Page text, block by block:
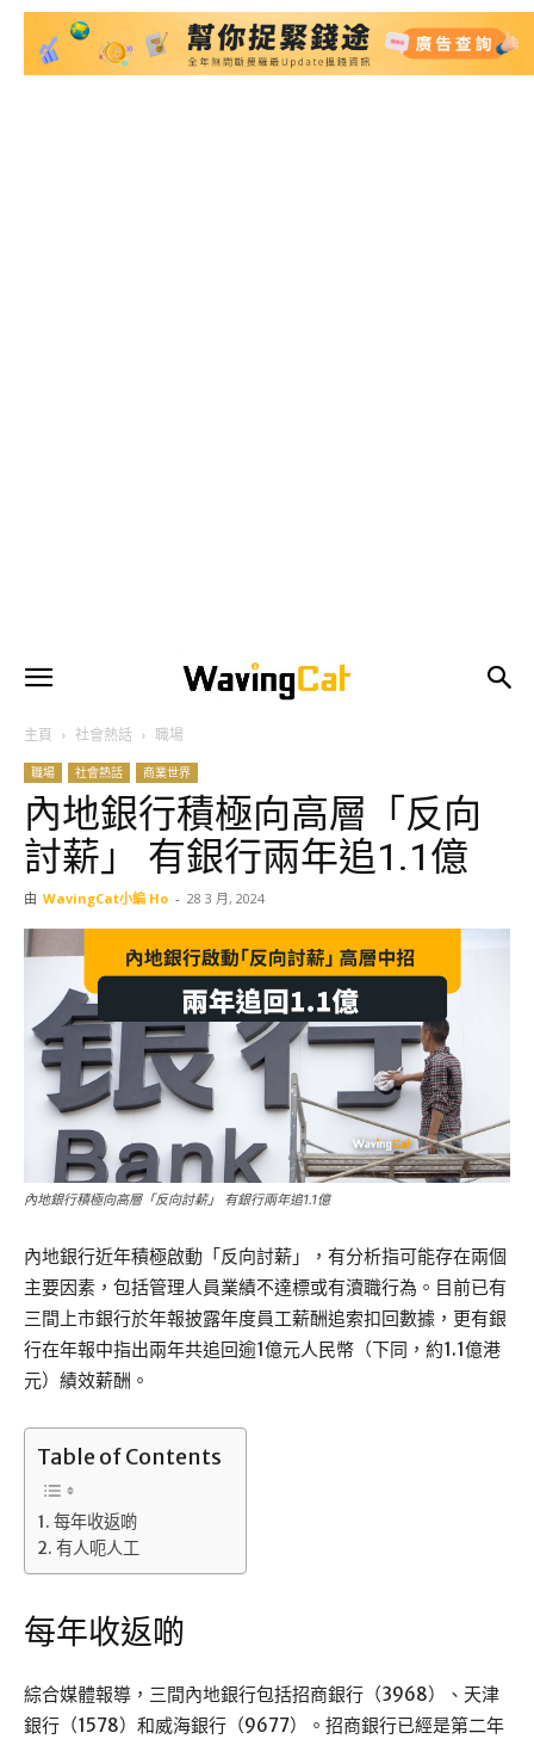
主頁 社會熱話 職場
職場 社會熱話 商業世界
內地銀行積極向高層「反向
討薪」 有銀行兩年追1.1億
由 WavingCat小編 Ho - 28 3 月, 2024
內地銀行積極向高層「反向討薪」 有銀行兩年追1.1億
內地銀行近年積極啟動「反向討薪」，有分析指可能存在兩個
主要因素，包括管理人員業績不達標或有瀆職行為。目前已有
三間上市銀行於年報披露年度員工薪酬追索扣回數據，更有銀
行在年報中指出兩年共追回逾1億元人民幣（下同，約1.1億港
元）績效薪酬。
Table of Contents
每年收返啲
有人呃人工
每年收返啲
綜合媒體報導，三間內地銀行包括招商銀行（3968）、天津
銀行（1578）和威海銀行（9677）。招商銀行已經是第二年